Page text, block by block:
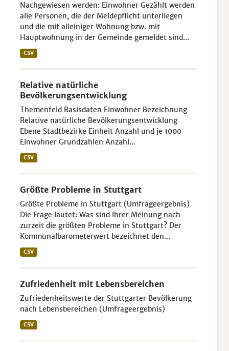
Nachgewiesen werden: Einwohner Gezählt werden
alle Personen, die der Meldepflicht unterliegen
und die mit alleiniger Wohnung bzw. mit
Hauptwohnung in der Gemeinde gemeldet sind...
CSV
Relative natürliche
Bevölkerungsentwicklung
Themenfeld Basisdaten Einwohner Bezeichnung
Relative natürliche Bevölkerungsentwicklung
Ebene Stadtbezirke Einheit Anzahl und je 1000
Einwohner Grundzahlen Anzahl...
CSV
Größte Probleme in Stuttgart
Größte Probleme in Stuttgart (Umfrageergebnis)
Die Frage lautet: Was sind Ihrer Meinung nach
zurzeit die größten Probleme in Stuttgart? Der
Kommunalbarometerwert bezeichnet den...
CSV
Zufriedenheit mit Lebensbereichen
Zufriedenheitswerte der Stuttgarter Bevölkerung
nach Lebensbereichen (Umfrageergebnis)
CSV